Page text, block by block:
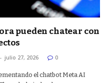
pueden chatear con
julio 27, 2026 0
el chatbot Meta AI